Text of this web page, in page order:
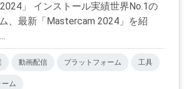
」 インストール実績世界No.1の
、最新「Mastercam 2024」を紹
動画配信 プラットフォーム 工具
ーム